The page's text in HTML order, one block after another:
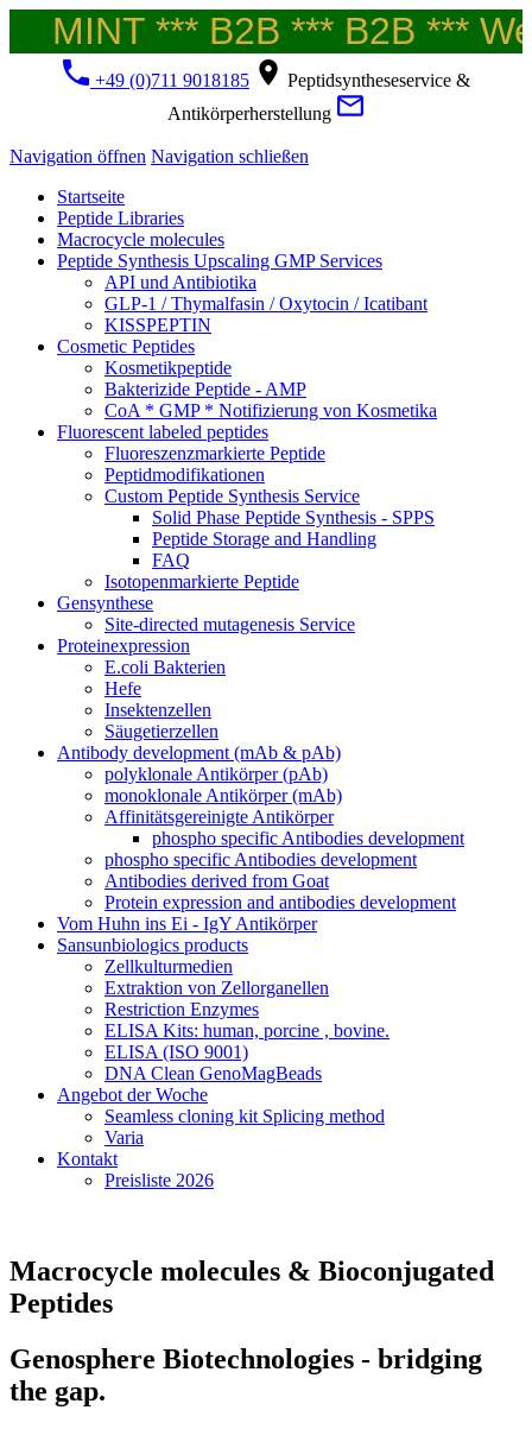
MINT *** B2B *** B2B ***
+49 (0)711 9018185
Peptidsyntheseservice &
Antikörperherstellung
Navigation öffnen Navigation schließen
Startseite
Peptide Libraries
Macrocycle molecules
Peptide Synthesis Upscaling GMP Services
API und Antibiotika
GLP-1 / Thymalfasin / Oxytocin / Icatibant
KISSPEPTIN
Cosmetic Peptides
Kosmetikpeptide
Bakterizide Peptide - AMP
CoA * GMP * Notifizierung von Kosmetika
Fluorescent labeled peptides
Fluoreszenzmarkierte Peptide
Peptidmodifikationen
Custom Peptide Synthesis Service
Solid Phase Peptide Synthesis - SPPS
Peptide Storage and Handling
FAQ
Isotopenmarkierte Peptide
Gensynthese
Site-directed mutagenesis Service
Proteinexpression
E.coli Bakterien
Hefe
Insektenzellen
Säugetierzellen
Antibody development (mAb & pAb)
polyklonale Antikörper (pAb)
monoklonale Antikörper (mAb)
Affinitätsgereinigte Antikörper
phospho specific Antibodies development
phospho specific Antibodies development
Antibodies derived from Goat
Protein expression and antibodies development
Vom Huhn ins Ei - IgY Antikörper
Sansunbiologics products
Zellkulturmedien
Extraktion von Zellorganellen
Restriction Enzymes
ELISA Kits: human, porcine , bovine.
ELISA (ISO 9001)
DNA Clean GenoMagBeads
Angebot der Woche
Seamless cloning kit Splicing method
Varia
Kontakt
Preisliste 2026
Macrocycle molecules & Bioconjugated
Peptides
Genosphere Biotechnologies - bridging
the gap.